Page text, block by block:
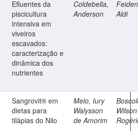
Efluentes da
piscicultura
intensiva em
viveiros
escavados:
caracterização e
dinâmica dos
nutrientes
Coldebella,
Anderson
Aldi
Sangrovit® em
dietas para
tilápias do Nilo
Melo, Iury
Walysson
de Amorim
Wilson